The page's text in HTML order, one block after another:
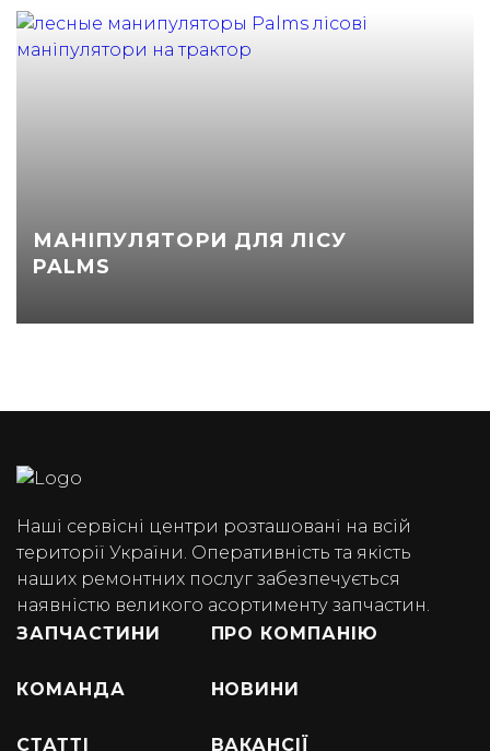
МАНІПУЛЯТОРИ ДЛЯ ЛІСУ
PALMS
Наші сервісні центри розташовані на всій
території України. Оперативність та якість
наших ремонтних послуг забезпечується
наявністю великого асортименту запчастин.
ЗАПЧАСТИНИ
ПРО КОМПАНІЮ
КОМАНДА НОВИНИ
СТАТТІ ВАКАНСІЇ